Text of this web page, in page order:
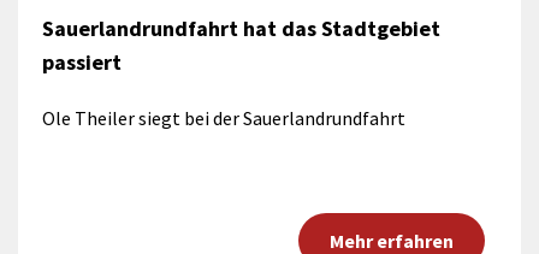
Sauerlandrundfahrt hat das Stadtgebiet
passiert
Ole Theiler siegt bei der Sauerlandrundfahrt
Mehr erfahren